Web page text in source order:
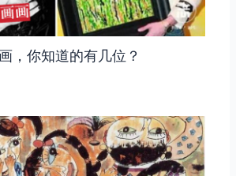
，你知道的有几位？